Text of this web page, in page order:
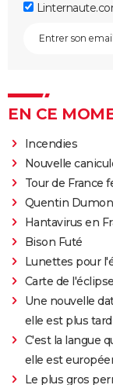
EN CE
Incendies
Nouvelle
Tour de France
Quentin
Hantavirus en
Bison Futé
Lunettes pour
Carte de
Une nouvelle
elle est plus
C'est la langue
elle est
Le plus gros